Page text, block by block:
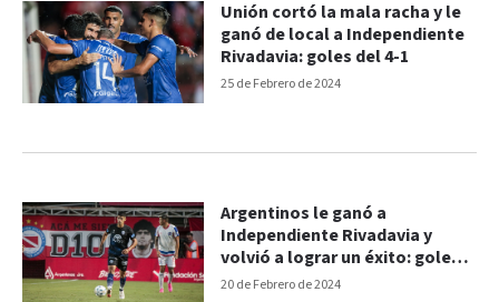
25 de Febrero de 2024
Unión cortó la mala racha y le
ganó de local a Independiente
Rivadavia: goles del 4-1
20 de Febrero de 2024
Argentinos le ganó a
Independiente Rivadavia y
volvió a lograr un éxito: goles
del 2-1